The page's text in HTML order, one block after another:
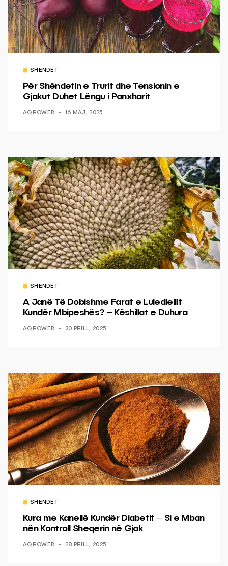
SHËNDET
Për Shëndetin e Trurit dhe Tensionin e
Gjakut Duhet Lëngu i Panxharit
AGROWEB 16 MAJ, 2025
SHËNDET
A Janë Të Dobishme Farat e Lulediellit
Kundër Mbipeshës? – Këshillat e Duhura
AGROWEB 30 PRILL, 2025
SHËNDET
Kura me Kanellë Kundër Diabetit – Si e Mban
nën Kontroll Sheqerin në Gjak
AGROWEB 28 PRILL, 2025